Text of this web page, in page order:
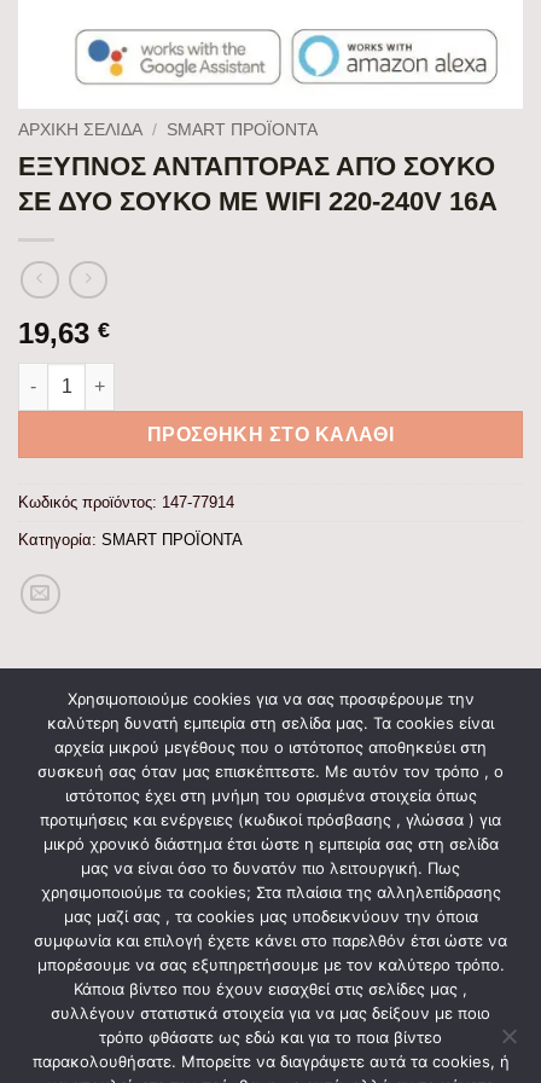
ΑΡΧΙΚΉ ΣΕΛΊΔΑ / SMART ΠΡΟΪΟΝΤΑ
ΕΞΥΠΝΟΣ ΑΝΤΑΠΤΟΡΑΣ ΑΠΌ ΣΟΥΚΟ
ΣΕ ΔΥΟ ΣΟΥΚΟ ΜΕ WIFI 220-240V 16A
19,63 €
ΕΞΥΠΝΟΣ ΑΝΤΑΠΤΟΡΑΣ ΑΠΌ ΣΟΥΚΟ ΣΕ ΔΥΟ ΣΟΥΚΟ ΜΕ WIFI
ΠΡΟΣΘΉΚΗ ΣΤΟ ΚΑΛΆΘΙ
Κωδικός προϊόντος: 147-77914
Κατηγορία: SMART ΠΡΟΪΟΝΤΑ
ΠΕΡΙΓΡΑΦΉ
EUROLAMP Smart
Αντάπτορες Smart
ΣΧΕΤΙΚΆ ΠΡΟΪΌΝΤΑ
Χρησιμοποιούμε cookies για να σας προσφέρουμε την
καλύτερη δυνατή εμπειρία στη σελίδα μας. Τα cookies είναι
αρχεία μικρού μεγέθους που ο ιστότοπος αποθηκεύει στη
συσκευή σας όταν μας επισκέπτεστε. Με αυτόν τον τρόπο , ο
ιστότοπος έχει στη μνήμη του ορισμένα στοιχεία όπως
προτιμήσεις και ενέργειες (κωδικοί πρόσβασης , γλώσσα ) για
μικρό χρονικό διάστημα έτσι ώστε η εμπειρία σας στη σελίδα
μας να είναι όσο το δυνατόν πιο λειτουργική. Πως
χρησιμοποιούμε τα cookies; Στα πλαίσια της αλληλεπίδρασης
μας μαζί σας , τα cookies μας υποδεικνύουν την όποια
συμφωνία και επιλογή έχετε κάνει στο παρελθόν έτσι ώστε να
μπορέσουμε να σας εξυπηρετήσουμε με τον καλύτερο τρόπο.
Κάποια βίντεο που έχουν εισαχθεί στις σελίδες μας ,
συλλέγουν στατιστικά στοιχεία για να μας δείξουν με ποιο
τρόπο φθάσατε ως εδώ και για το ποια βίντεο
παρακολουθήσατε. Μπορείτε να διαγράψετε αυτά τα cookies, ή